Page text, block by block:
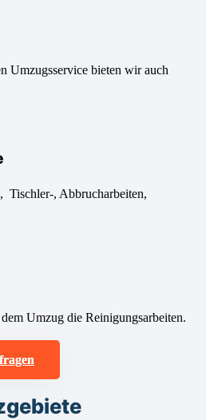
Umzugsservice bieten wir auch
Tischler-, Abbrucharbeiten,
Umzug die Reinigungsarbeiten.